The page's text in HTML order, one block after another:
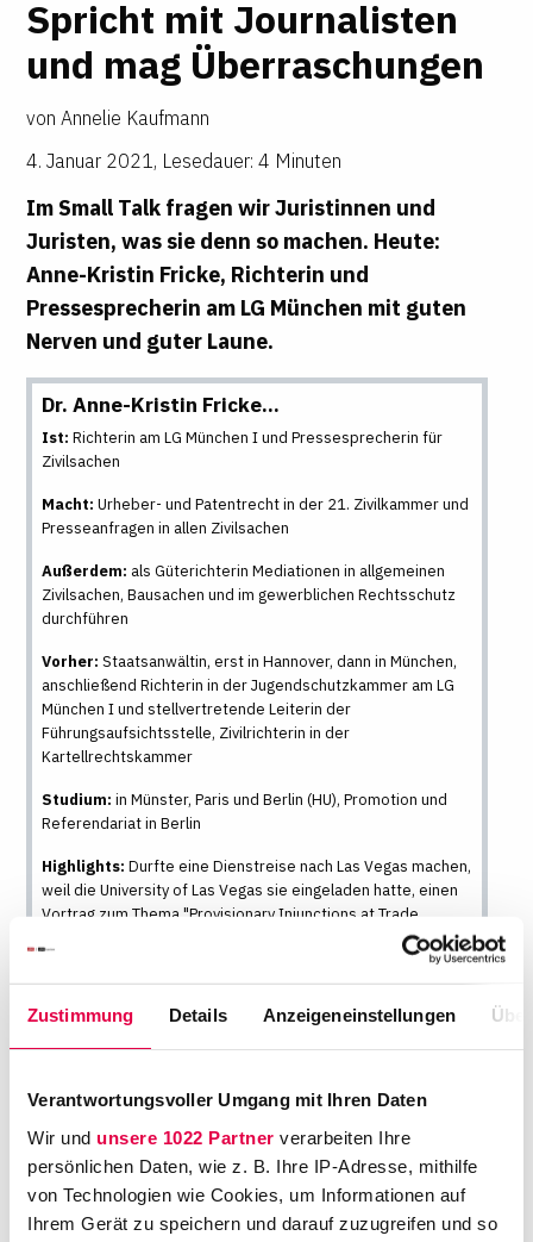
Zustimmung Details Anzeigeneinstellungen
Verantwortungsvoller Umgang mit Ihren Daten
Wir und unsere 1022 Partner verarbeiten Ihre
persönlichen Daten, wie z. B. Ihre IP-Adresse, mithilfe
von Technologien wie Cookies, um Informationen auf
Ihrem Gerät zu speichern und darauf zuzugreifen und so
Spricht mit Jour­na­listen
und mag Über­ra­schungen
von Annelie Kaufmann
4. Januar 2021 , Lesedauer: 4 Minuten
Im Small Talk fragen wir Juristinnen und
Juristen, was sie denn so machen. Heute:
Anne-Kristin Fricke, Richterin und
Pressesprecherin am LG München mit guten
Nerven und guter Laune.
Dr. Anne-Kristin Fricke…
Ist: Richterin am LG München I und Pressesprecherin für
Zivilsachen
Macht: Urheber- und Patentrecht in der 21. Zivilkammer und
Presseanfragen in allen Zivilsachen
Außerdem: als Güterichterin Mediationen in allgemeinen
Zivilsachen, Bausachen und im gewerblichen Rechtsschutz
durchführen
Vorher: Staatsanwältin, erst in Hannover, dann in München,
anschließend Richterin in der Jugendschutzkammer am LG
München I und stellvertretende Leiterin der
Führungsaufsichtsstelle, Zivilrichterin in der
Kartellrechtskammer
Studium: in Münster, Paris und Berlin (HU), Promotion und
Referendariat in Berlin
Highlights: Durfte eine Dienstreise nach Las Vegas machen,
weil die University of Las Vegas sie eingeladen hatte, einen
Vortrag zum Thema "Provisionary Injunctions at Trade
Shows" bei einer internationalen Konferenz zu halten
Neben meiner Tätigkeit als Richterin habe ich
als Pressesprecherin die Aufgabe, Verfahren,
anhängig sind, den Vertreterinnen und
Vertretern von Presse und Medien zu
erläutern. Ich arbeite in Teilzeit, 75 Prozent.